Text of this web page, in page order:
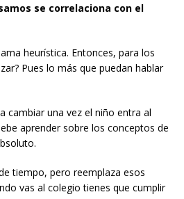
se correlaciona con el
heurística. Entonces, para los
Pues lo más que puedan hablar
cambiar una vez el niño entra al
aprender sobre los conceptos de
tiempo, pero reemplaza esos
vas al colegio tienes que cumplir